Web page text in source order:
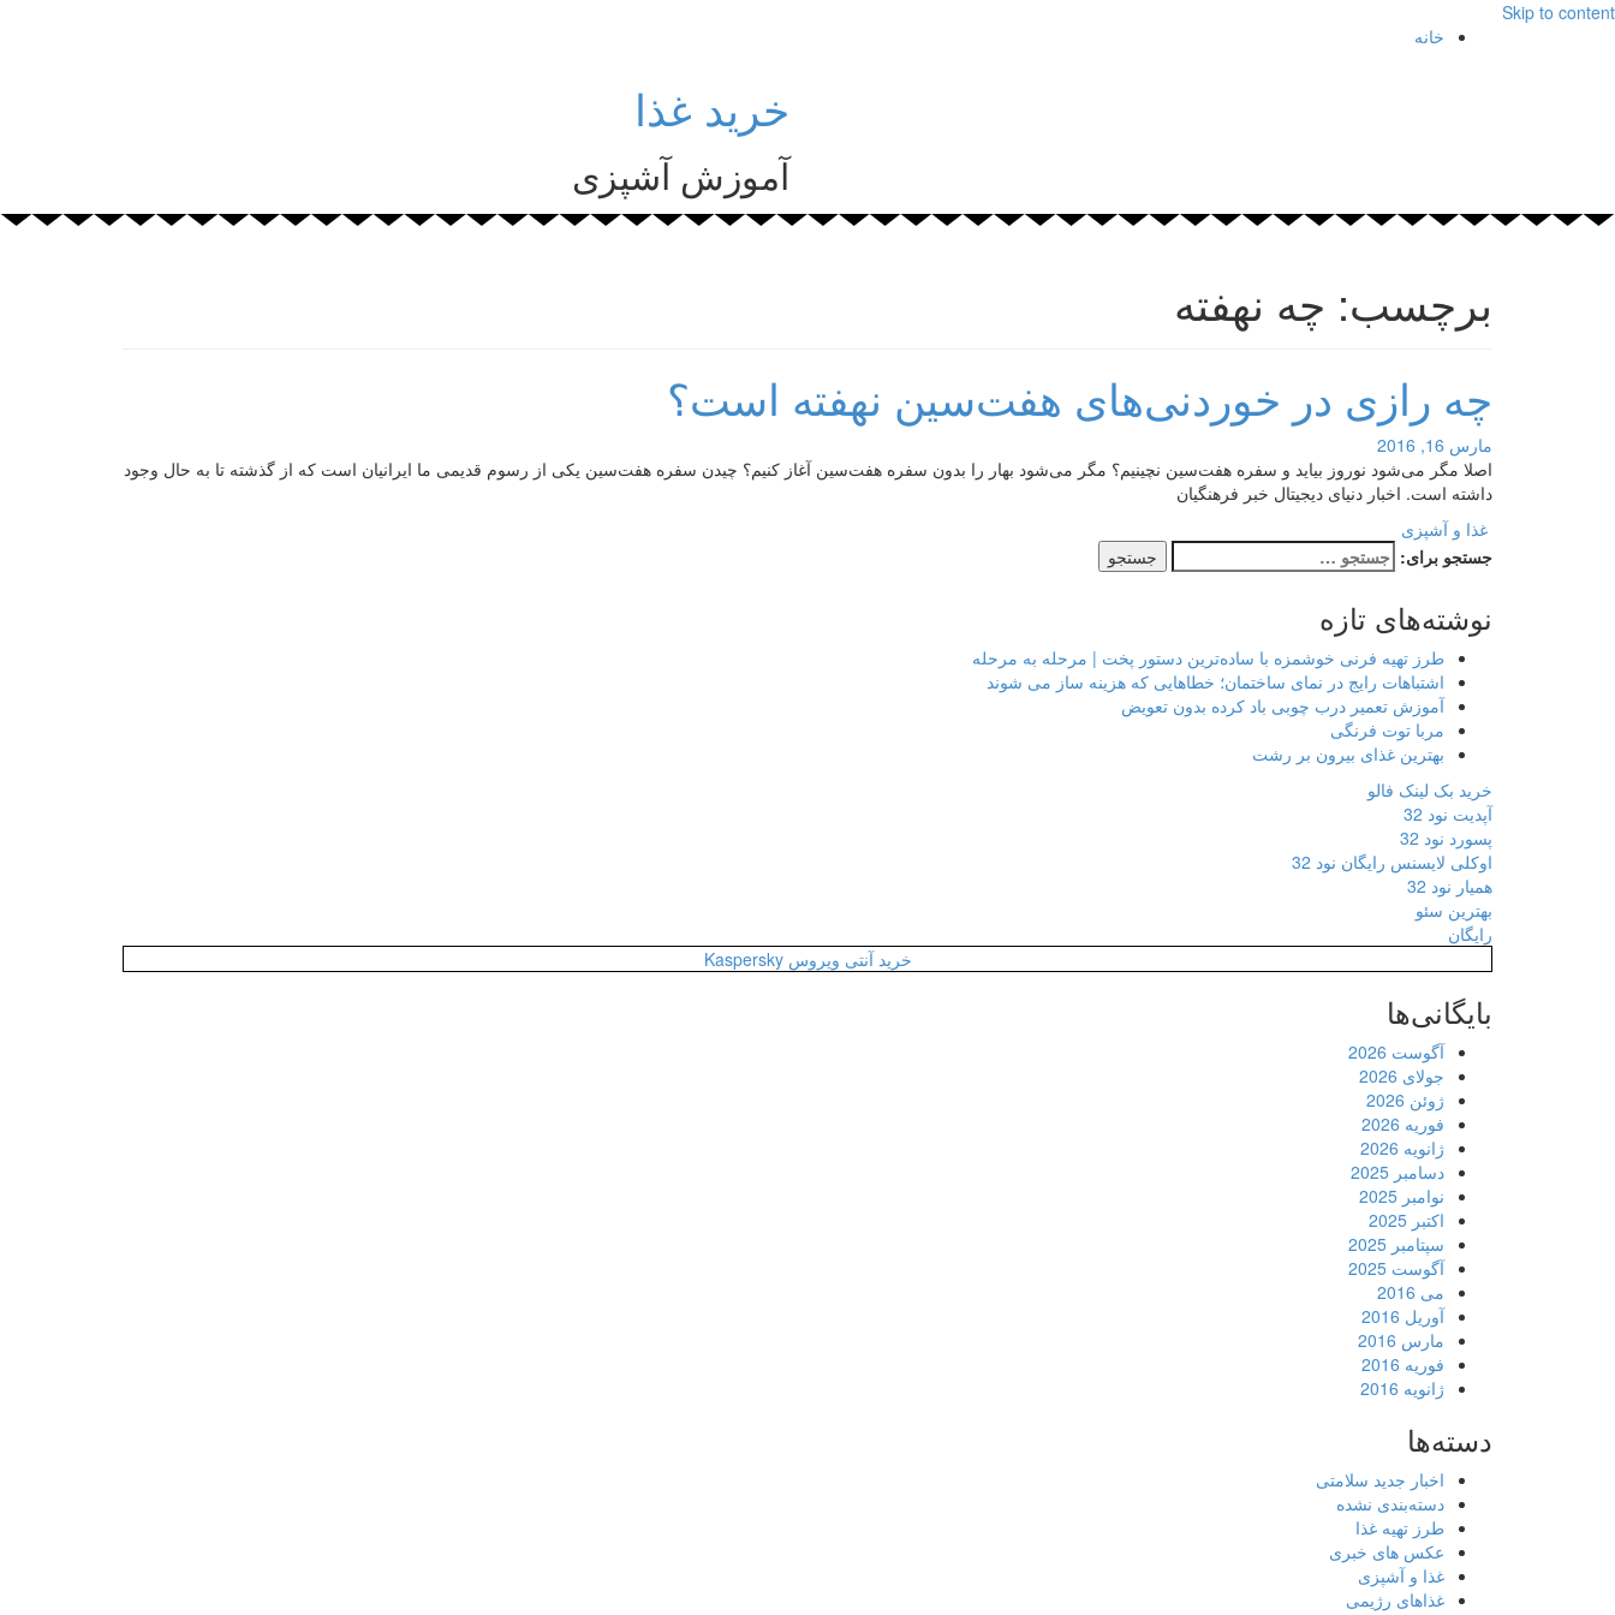
Skip to content
خانه
خرید غذا
آموزش آشپزی
برچسب: چه نهفته
چه رازی در خوردنی‌های هفت‌سین نهفته است؟
مارس 16, 2016
اصلا مگر می‌شود نوروز بیاید و سفره هفت‌سین نچینیم؟ مگر می‌شود بهار را بدون سفره هفت‌سین آغاز کنیم؟ چیدن سفره هفت‌سین یکی از رسوم قدیمی ما ایرانیان است که از گذشته تا به حال وجود
داشته است. اخبار دنیای دیجیتال خبر فرهنگیان
غذا و آشپزی
جستجو برای:
نوشته‌های تازه
طرز تهیه فرنی خوشمزه با ساده‌ترین دستور پخت | مرحله به مرحله
اشتباهات رایج در نمای ساختمان؛ خطاهایی که هزینه ساز می شوند
آموزش تعمیر درب چوبی باد کرده بدون تعویض
مربا توت فرنگی
بهترین غذای بیرون بر رشت
خرید بک لینک فالو
آپدیت نود 32
پسورد نود 32
اوکلی لایسنس رایگان نود 32
همیار نود 32
بهترین سئو
رایگان
خرید آنتی ویروس Kaspersky
بایگانی‌ها
آگوست 2026
جولای 2026
ژوئن 2026
فوریه 2026
ژانویه 2026
دسامبر 2025
نوامبر 2025
اکتبر 2025
سپتامبر 2025
آگوست 2025
می 2016
آوریل 2016
مارس 2016
فوریه 2016
ژانویه 2016
دسته‌ها
اخبار جدید سلامتی
دسته‌بندی نشده
طرز تهیه غذا
عکس های خبری
غذا و آشپزی
غذاهای رژیمی